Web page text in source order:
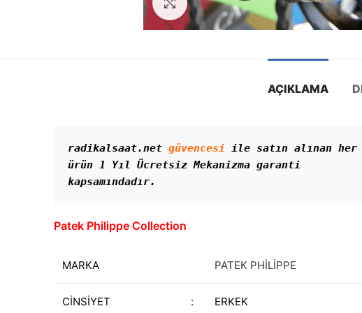
Görseli Büyütün
AÇIKLAMA
radikalsaat.net güvencesi ile satın alınan her
ürün 1 Yıl Ücretsiz Mekanizma garanti
kapsamındadır.
Patek Philippe Collection
MARKA PATEK PHİLİPPE
CİNSİYET : ERKEK